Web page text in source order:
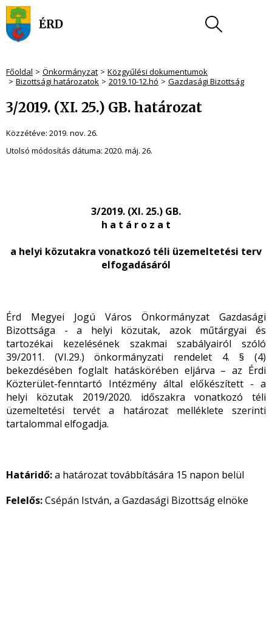
Főoldal Önkormányzat
Közgyűlési dokumentumok
Bizottsági határozatok
2019.10-12.hó Gazdasági Bizottság
3/2019. (XI. 25.) GB. határozat
Közzétéve: 2019. nov. 26.
Utolsó módosítás dátuma: 2020. máj. 26.
3/2019. (XI. 25.) GB.
h a t á r o z a t
a helyi közutakra vonatkozó téli üzemeltetési terv
elfogadásáról
Érd Megyei Jogú Város Önkormányzat Gazdasági
Bizottsága - a helyi közutak, azok műtárgyai és
tartozékai kezelésének szakmai szabályairól szóló
39/2011. (VI.29.) önkormányzati rendelet 4. § (4)
bekezdésében foglalt hatáskörében eljárva – az Érdi
Közterület-fenntartó Intézmény által előkészített - a
helyi közutak 2019/2020. időszakra vonatkozó téli
üzemeltetési tervét a határozat melléklete szerinti
tartalommal elfogadja.
Határidő:a határozat továbbítására 15 napon belül
Felelős:Csépán István, a Gazdasági Bizottság elnöke